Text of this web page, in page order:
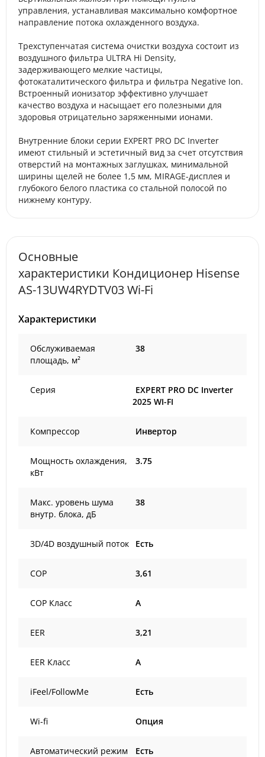
управления, устанавливая максимально комфортное
направление потока охлажденного воздуха.
Трехступенчатая система очистки воздуха состоит из
воздушного фильтра ULTRA Hi Density,
задерживающего мелкие частицы,
фотокаталитического фильтра и фильтра Negative Ion.
Встроенный ионизатор эффективно улучшает
качество воздуха и насыщает его полезными для
здоровья отрицательно заряженными ионами.
Внутренние блоки серии EXPERT PRO DC Inverter
имеют стильный и эстетичный вид за счет отсутствия
отверстий на монтажных заглушках, минимальной
ширины щелей не более 1,5 мм, MIRAGE-дисплея и
глубокого белого пластика со стальной полосой по
нижнему контуру.
Основные
характеристики Кондиционер Hisense
AS-13UW4RYDTV03 Wi-Fi
Характеристики
Обслуживаемая
площадь, м²
38
Серия
EXPERT PRO DC Inverter
2025 WI-FI
Компрессор Инвертор
Мощность охлаждения,
кВт
3.75
Макс. уровень шума
внутр. блока, дБ
38
3D/4D воздушный поток Есть
COP 3,61
COP Класс А
EER 3,21
EER Класс А
iFeel/FollowMe Есть
Wi-fi Опция
Автоматический режим Есть